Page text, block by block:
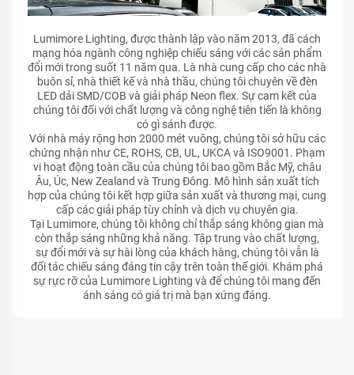
Lumimore Lighting, được thành lập vào năm 2013, đã cách
mạng hóa ngành công nghiệp chiếu sáng với các sản phẩm
đổi mới trong suốt 11 năm qua. Là nhà cung cấp cho các nhà
buôn sỉ, nhà thiết kế và nhà thầu, chúng tôi chuyên về đèn
LED dải SMD/COB và giải pháp Neon flex. Sự cam kết của
chúng tôi đối với chất lượng và công nghệ tiên tiến là không
có gì sánh được.
Với nhà máy rộng hơn 2000 mét vuông, chúng tôi sở hữu các
chứng nhận như CE, ROHS, CB, UL, UKCA và ISO9001. Phạm
vi hoạt động toàn cầu của chúng tôi bao gồm Bắc Mỹ, châu
Âu, Úc, New Zealand và Trung Đông. Mô hình sản xuất tích
hợp của chúng tôi kết hợp giữa sản xuất và thương mại, cung
cấp các giải pháp tùy chỉnh và dịch vụ chuyên gia.
Tại Lumimore, chúng tôi không chỉ thắp sáng không gian mà
còn thắp sáng những khả năng. Tập trung vào chất lượng,
sự đổi mới và sự hài lòng của khách hàng, chúng tôi vẫn là
đối tác chiếu sáng đáng tin cậy trên toàn thế giới. Khám phá
sự rực rỡ của Lumimore Lighting và để chúng tôi mang đến
ánh sáng có giá trị mà bạn xứng đáng.